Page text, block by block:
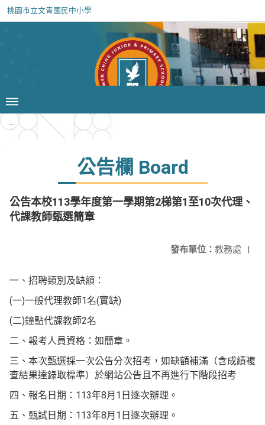
桃園市立文青國民中小學
:::
公告欄 Board
公告本校113學年度第一學期第2梯第1至10次代理、
代課教師甄選簡章
發布單位： 教務處 |
一、招聘類別及缺額：
(一)一般代理教師1名(實缺)
(二)鐘點代課教師2名
二、報考人員資格：如簡章。
三、本次甄選採一次公告分次招考，如缺額補滿（含成績複
查結果達錄取標準）於網站公告且不再進行下階段招考
四、報名日期：113年8月1日逐次辦理。
五、甄試日期：113年8月1日逐次辦理。